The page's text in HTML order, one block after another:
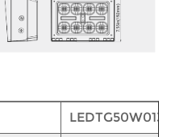
LEDTG50W013